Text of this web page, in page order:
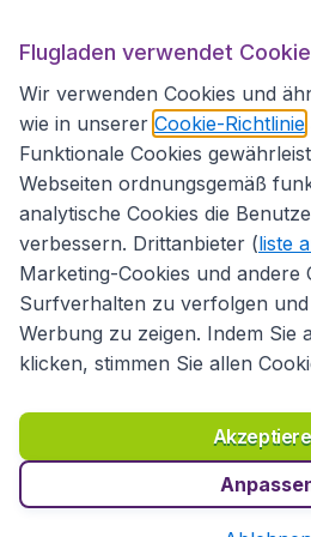
Flugladen.at
Internationale Webseiten
Richtlinien und Bedingungen
Datenschutzerklärung
Flugladen verwendet
Wir verwenden Cookies und
wie in unserer Cookie-Richtlinie
Funktionale Cookies
Webseiten ordnungsgemäß
analytische Cookies die
verbessern. Drittanbieter (liste
Marketing-Cookies und andere
Surfverhalten zu verfolgen
Werbung zu zeigen. Indem Sie
klicken, stimmen Sie allen